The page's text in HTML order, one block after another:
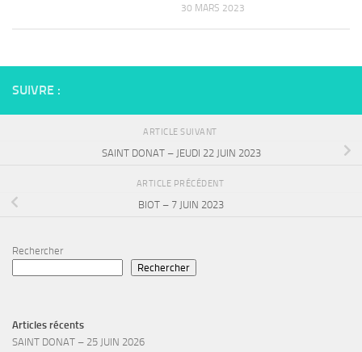
30 MARS 2023
SUIVRE :
ARTICLE SUIVANT
SAINT DONAT – JEUDI 22 JUIN 2023
ARTICLE PRÉCÉDENT
BIOT – 7 JUIN 2023
Rechercher
Rechercher
Articles récents
SAINT DONAT – 25 JUIN 2026